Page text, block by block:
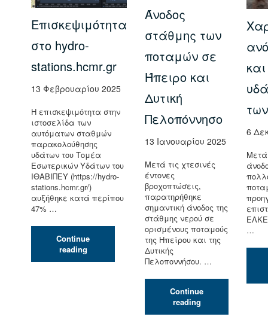
Επισκεψιμότητα
στο hydro-
stations.hcmr.gr
13 Φεβρουαρίου 2025
Η επισκεψιμότητα στην
ιστοσελίδα των
αυτόματων σταθμών
παρακολούθησης
υδάτων του Τομέα
Εσωτερικών Υδάτων του
ΙΘΑΒΙΠΕΥ (https://hydro-
stations.hcmr.gr/)
αυξήθηκε κατά περίπου
47% …
Continue
readingΕπισκεψιμότητα
στο
Άνοδος
στάθμης των
ποταμών σε
Ήπειρο και
Δυτική
Πελοπόννησο
13 Ιανουαρίου 2025
Μετά τις χτεσινές
έντονες
βροχοπτώσεις,
παρατηρήθηκε
σημαντική άνοδος της
στάθμης νερού σε
ορισμένους ποταμούς
της Ηπείρου και της
Δυτικής
Πελοποννήσου. …
Continue
readingΆνοδος
στάθμης
6
Μετά
…